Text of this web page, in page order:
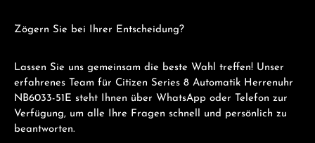
Zögern Sie bei Ihrer Entscheidung?
Lassen Sie uns gemeinsam die beste Wahl treffen! Unser
erfahrenes Team für Citizen Series 8 Automatik Herrenuhr
NB6033-51E steht Ihnen über WhatsApp oder Telefon zur
Verfügung, um alle Ihre Fragen schnell und persönlich zu
beantworten.